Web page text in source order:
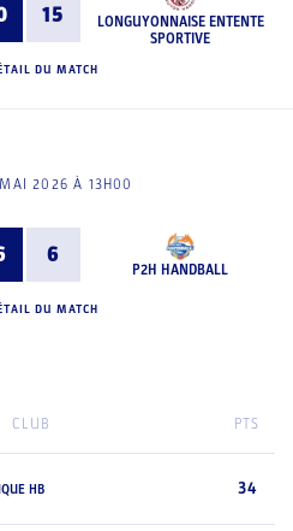
15
LONGUYONNAISE ENTENTE
SPORTIVE
DU MATCH
2026 À 13H00
6
P2H HANDBALL
DU MATCH
CLUB PTS
HB 34